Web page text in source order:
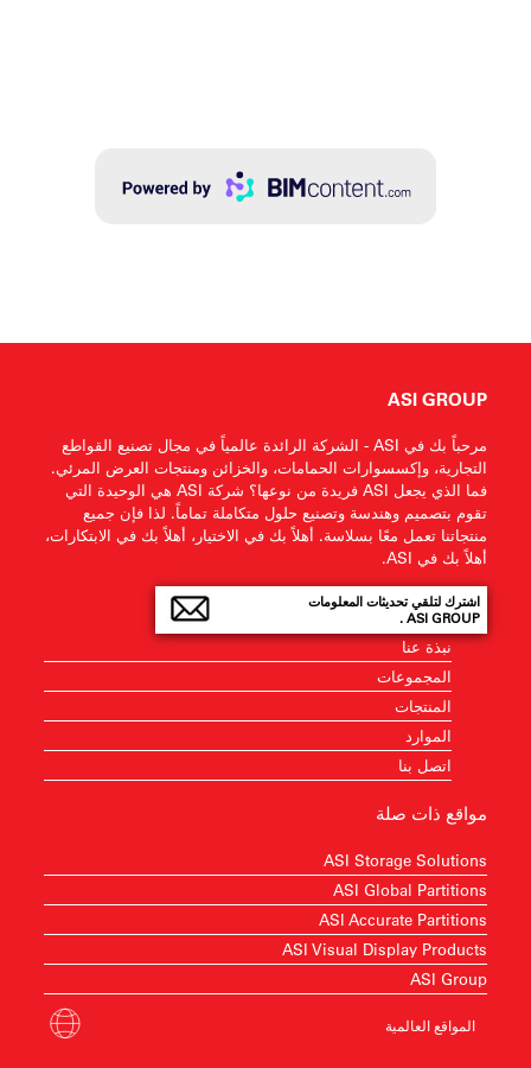
ASI GROUP
مرحباً بك في ASI - الشركة الرائدة عالمياً في مجال تصنيع القواطع
التجارية، وإكسسوارات الحمامات، والخزائن ومنتجات العرض المرئي.
فما الذي يجعل ASI فريدة من نوعها؟ شركة ASI هي الوحيدة التي
تقوم بتصميم وهندسة وتصنيع حلول متكاملة تماماً. لذا فإن جميع
منتجاتنا تعمل معًا بسلاسة. أهلاً بك في الاختيار، أهلاً بك في الابتكارات،
أهلاً بك في ASI.
اشترك لتلقي تحديثات المعلومات
ASI GROUP .
نبذة عنا
المجموعات
المنتجات
الموارد
اتصل بنا
مواقع ذات صلة
ASI Storage Solutions
ASI Global Partitions
ASI Accurate Partitions
ASI Visual Display Products
ASI Group
المواقع العالمية